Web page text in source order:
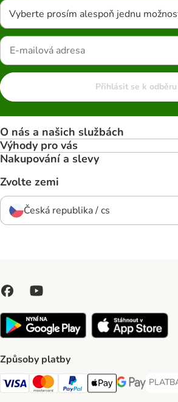
Vyberte prosím alespoň jednu
Přihlásit se k odběru
O nás a našich službách
Výhody pro vás
Nakupování a slevy
Zvolte zemi
Česká republika / cs
Způsoby platby
Visa Payment Method
Mastercard Payment Method
PayPal Payment Method
Apple pay Payment
GooglePay